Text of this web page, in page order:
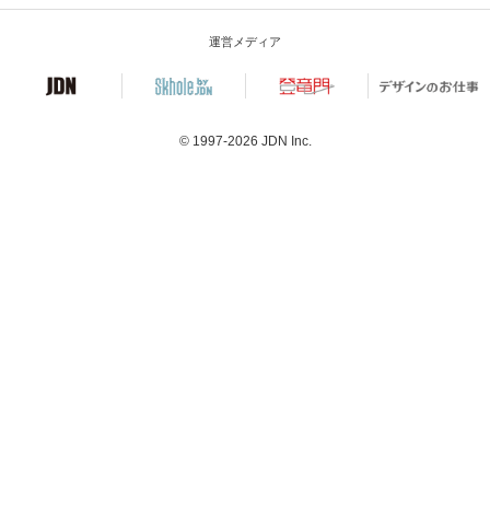
運営メディア
© 1997-2026 JDN Inc.